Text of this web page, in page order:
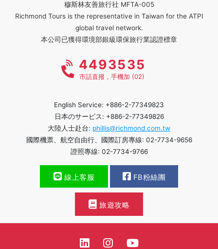
穆斯林友善旅行社 MFTA-005
Richmond Tours is the representative in Taiwan for the ATPI
global travel network.
本公司已獲得環境部銀級環保旅行業認證標章
4493535
市話直撥，手機加 (02)
English Service: +886-2-77349823
日本のサービス: +886-2-77349826
大陸人士赴台: phillis@richmond.com.tw
國際機票、航空自由行、國際訂房專線: 02-7734-9656
證照專線: 02-7734-9766
線上客服 FB粉絲團
旅遊攻略